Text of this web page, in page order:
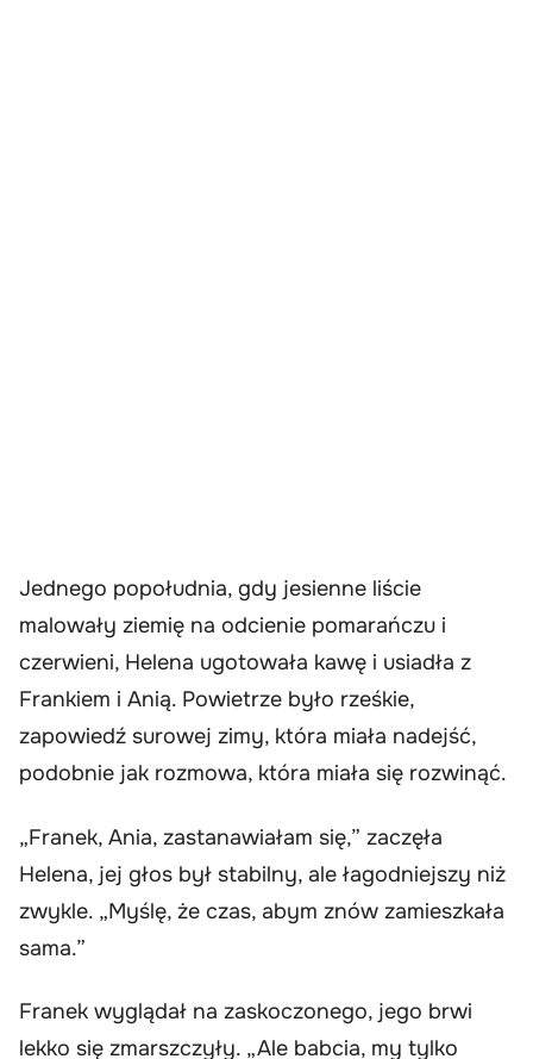
Jednego popołudnia, gdy jesienne liście
malowały ziemię na odcienie pomarańczu i
czerwieni, Helena ugotowała kawę i usiadła z
Frankiem i Anią. Powietrze było rześkie,
zapowiedź surowej zimy, która miała nadejść,
podobnie jak rozmowa, która miała się rozwinąć.
„Franek, Ania, zastanawiałam się,” zaczęła
Helena, jej głos był stabilny, ale łagodniejszy niż
zwykle. „Myślę, że czas, abym znów zamieszkała
sama.”
Franek wyglądał na zaskoczonego, jego brwi
lekko się zmarszczyły. „Ale babcia, my tylko